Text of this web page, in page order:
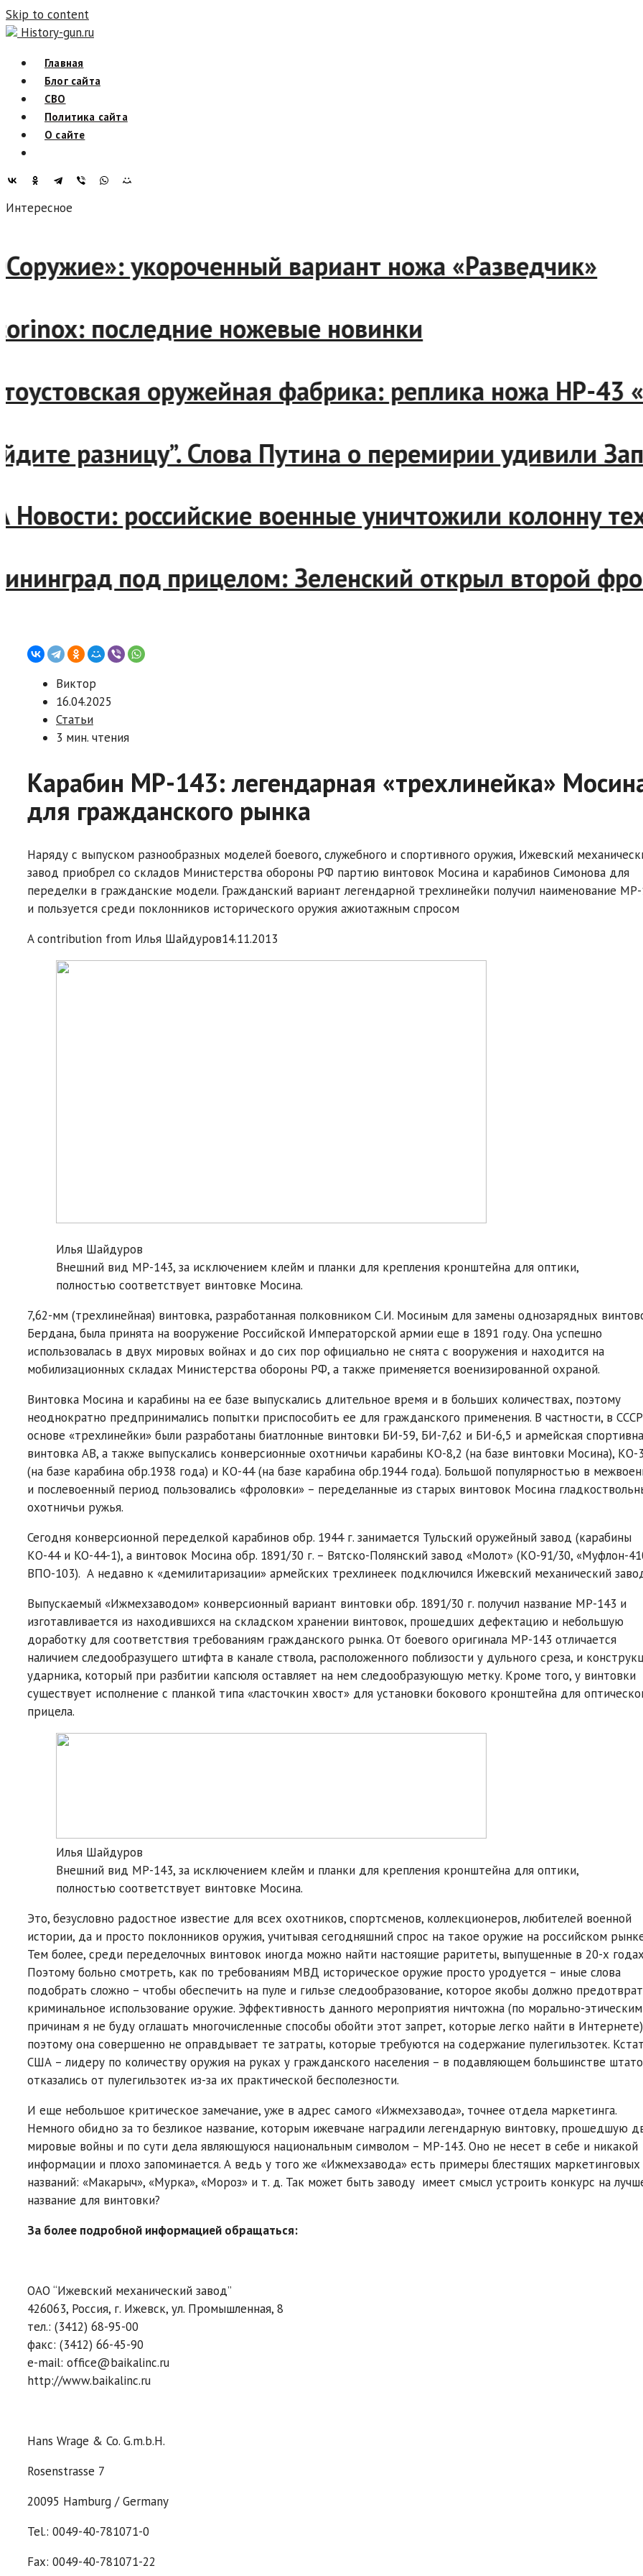
Skip to content
History-gun.ru
Главная
Блог сайта
СВО
Политика сайта
О сайте
Интересное
укороченный вариант ножа «Разведчик»
последние ножевые новинки
оружейная фабрика: реплика ножа НР-
разницу”. Слова Путина о перемирии удивили
Новости: российские военные уничтожили колонну
под прицелом: Зеленский открыл второй
Виктор
16.04.2025
Статьи
3 мин. чтения
Карабин МР-143: легендарная «трехлинейка»
для гражданского рынка
Наряду с выпуском разнообразных моделей боевого, служебного и спортивного оружия, Ижевский
завод приобрел со складов Министерства обороны РФ партию винтовок Мосина и карабинов Симонова для
переделки в гражданские модели. Гражданский вариант легендарной трехлинейки получил наименование
и пользуется среди поклонников исторического оружия ажиотажным спросом
A contribution from Илья Шайдуров14.11.2013
Илья Шайдуров
Внешний вид МP-143, за исключением клейм и планки для крепления кронштейна для оптики,
полностью соответствует винтовке Мосина.
7,62-мм (трехлинейная) винтовка, разработанная полковником С.И. Мосиным для замены однозарядных
Бердана, была принята на вооружение Российской Императорской армии еще в 1891 году. Она успешно
использовалась в двух мировых войнах и до сих пор официально не снята с вооружения и находится на
мобилизационных складах Министерства обороны РФ, а также применяется военизированной охраной.
Винтовка Мосина и карабины на ее базе выпускались длительное время и в больших количествах, поэтому
неоднократно предпринимались попытки приспособить ее для гражданского применения. В частности, в
основе «трехлинейки» были разработаны биатлонные винтовки БИ-59, БИ-7,62 и БИ-6,5 и армейская
винтовка АВ, а также выпускались конверсионные охотничьи карабины КО-8,2 (на базе винтовки Мосина), КО-
(на базе карабина обр.1938 года) и КО-44 (на базе карабина обр.1944 года). Большой популярностью в
и послевоенный период пользовались «фроловки» – переделанные из старых винтовок Мосина
охотничьи ружья.
Сегодня конверсионной переделкой карабинов обр. 1944 г. занимается Тульский оружейный завод (карабины
КО-44 и KO-44-1), а винтовок Мосина обр. 1891/30 г. – Вятско-Полянский завод «Молот» (КО-91/30, «Муфлон-
ВПО-103). А недавно к «демилитаризации» армейских трехлинеек подключился Ижевский механический
Выпускаемый «Ижмехзаводом» конверсионный вариант винтовки обр. 1891/30 г. получил название МР-143 и
изготавливается из находившихся на складском хранении винтовок, прошедших дефектацию и небольшую
доработку для соответствия требованиям гражданского рынка. От боевого оригинала МР-143 отличается
наличием следообразущего штифта в канале ствола, расположенного поблизости у дульного среза, и
ударника, который при разбитии капсюля оставляет на нем следообразующую метку. Кроме того, у винтовки
существует исполнение с планкой типа «ласточкин хвост» для установки бокового кронштейна для
прицела.
Илья Шайдуров
Внешний вид МP-143, за исключением клейм и планки для крепления кронштейна для оптики,
полностью соответствует винтовке Мосина.
Это, безусловно радостное известие для всех охотников, спортсменов, коллекционеров, любителей военной
истории, да и просто поклонников оружия, учитывая сегодняшний спрос на такое оружие на российском
Тем более, среди переделочных винтовок иногда можно найти настоящие раритеты, выпущенные в 20-х
Поэтому больно смотреть, как по требованиям МВД историческое оружие просто уродуется – иные слова
подобрать сложно – чтобы обеспечить на пуле и гильзе следообразование, которое якобы должно
криминальное использование оружие. Эффективность данного мероприятия ничтожна (по морально-этическим
причинам я не буду оглашать многочисленные способы обойти этот запрет, которые легко найти в
поэтому она совершенно не оправдывает те затраты, которые требуются на содержание пулегильзотек.
США – лидеру по количеству оружия на руках у гражданского населения – в подавляющем большинстве
отказались от пулегильзотек из-за их практической бесполезности.
И еще небольшое критическое замечание, уже в адрес самого «Ижмехзавода», точнее отдела маркетинга.
Немного обидно за то безликое название, которым ижевчане наградили легендарную винтовку, прошедшую
мировые войны и по сути дела являющуюся национальным символом – MP-143. Оно не несет в себе и никакой
информации и плохо запоминается. А ведь у того же «Ижмехзавода» есть примеры блестящих маркетинговых
названий: «Макарыч», «Мурка», «Мороз» и т. д. Так может быть заводу имеет смысл устроить конкурс на
название для винтовки?
За более подробной информацией обращаться:
ОАО “Ижевский механический завод”
426063, Россия, г. Ижевск, ул. Промышленная, 8
тел.: (3412) 68-95-00
факс: (3412) 66-45-90
e-mail: office@baikalinc.ru
http://www.baikalinc.ru
Hans Wrage & Co. G.m.b.H.
Rosenstrasse 7
20095 Hamburg / Germany
Tel.: 0049-40-781071-0
Fax: 0049-40-781071-22